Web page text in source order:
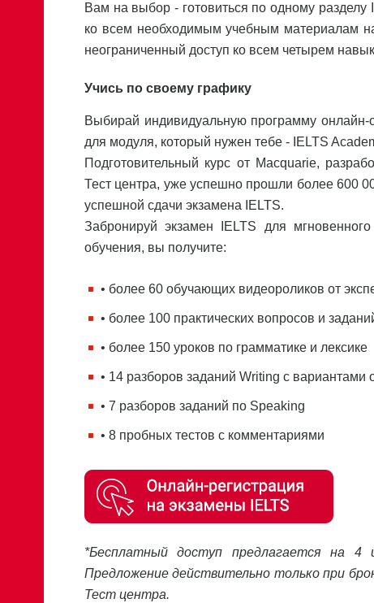
Вам на выбор - готовиться по одному разделу
ко всем необходимым учебным материалам
неограниченный доступ ко всем четырем
Учись по своему графику
Выбирай индивидуальную программу
для модуля, который нужен тебе - IELTS
Подготовительный курс от Macquarie,
Тест центра, уже успешно прошли более 600
успешной сдачи экзамена IELTS.
Забронируй экзамен IELTS для
обучения, вы получите:
• более 60 обучающих видеороликов от
• более 100 практических вопросов и
• более 150 уроков по грамматике и лексике
• 14 разборов заданий Writing с вариантами
• 7 разборов заданий по Speaking
• 8 пробных тестов с комментариями
*Бесплатный доступ предлагается на 4
Предложение действительно только при
Тест центра.